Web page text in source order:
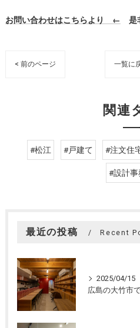
お問い合わせはこちらより ← 是
< 前のページ 一覧に
関連
#松江 #戸建て #注文住
#設計事
最近の投稿 Recent
2025/04/15